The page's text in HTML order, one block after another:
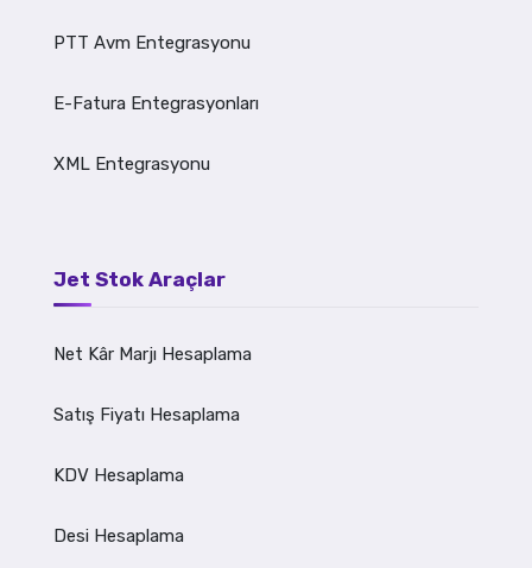
PTT Avm Entegrasyonu
E-Fatura Entegrasyonları
XML Entegrasyonu
Jet Stok Araçlar
Net Kâr Marjı Hesaplama
Satış Fiyatı Hesaplama
KDV Hesaplama
Desi Hesaplama